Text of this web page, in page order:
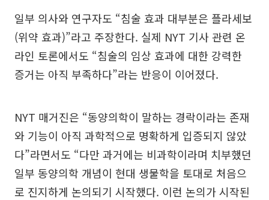
일부 의사와 연구자도 “침술 효과 대부분은 플라세보
(위약 효과)”라고 주장한다. 실제 NYT 기사 관련 온
라인 토론에서도 “침술의 임상 효과에 대한 강력한
증거는 아직 부족하다”라는 반응이 이어졌다.
NYT 매거진은 “동양의학이 말하는 경락이라는 존재
와 기능이 아직 과학적으로 명확하게 입증되지 않았
다”라면서도 “다만 과거에는 비과학이라며 치부했던
일부 동양의학 개념이 현대 생물학을 토대로 처음으
로 진지하게 논의되기 시작했다. 이런 논의가 시작된